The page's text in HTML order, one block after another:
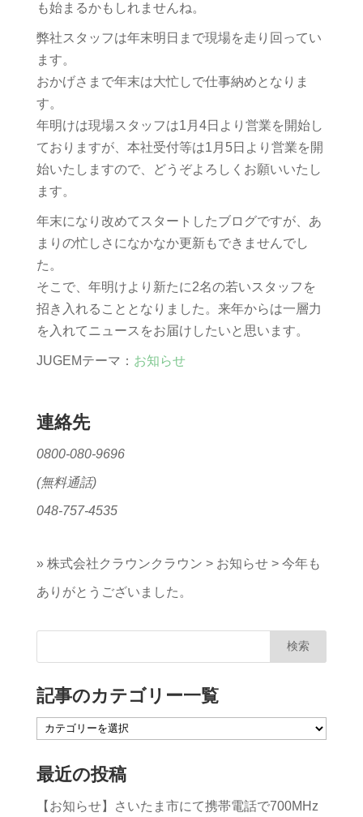
も始まるかもしれませんね。
弊社スタッフは年末明日まで現場を走り回ってい
ます。
おかげさまで年末は大忙しで仕事納めとなりま
す。
年明けは現場スタッフは1月4日より営業を開始し
ておりますが、本社受付等は1月5日より営業を開
始いたしますので、どうぞよろしくお願いいたし
ます。
年末になり改めてスタートしたブログですが、あ
まりの忙しさになかなか更新もできませんでし
た。
そこで、年明けより新たに2名の若いスタッフを
招き入れることとなりました。来年からは一層力
を入れてニュースをお届けしたいと思います。
JUGEMテーマ： お知らせ
連絡先
0800-080-9696
(無料通話)
048-757-4535
» 株式会社クラウンクラウン > お知らせ> 今年も
ありがとうございました。
記事のカテゴリー一覧
記
の
カ
最近の投稿
【お知らせ】さいたま市にて携帯電話で700MHz